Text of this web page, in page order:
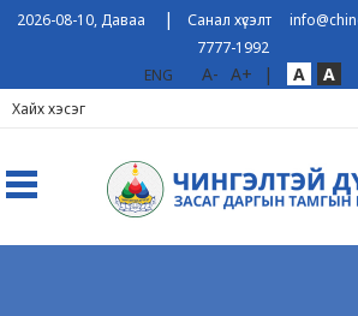
2026-08-10, Даваа | Санал хүсэлт
7777-1992
ENG
A- A+ | A A